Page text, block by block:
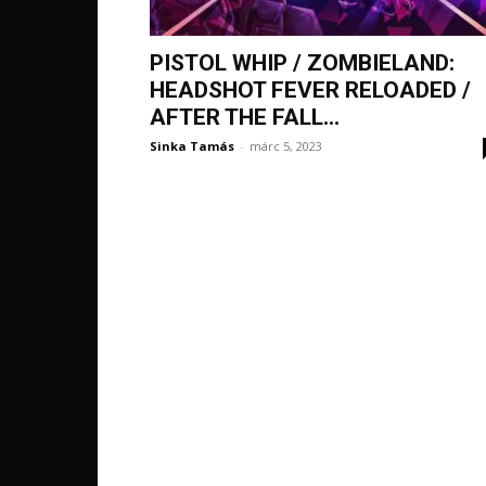
PISTOL WHIP / ZOMBIELAND:
HEADSHOT FEVER RELOADED /
AFTER THE FALL...
Sinka Tamás - márc 5, 2023